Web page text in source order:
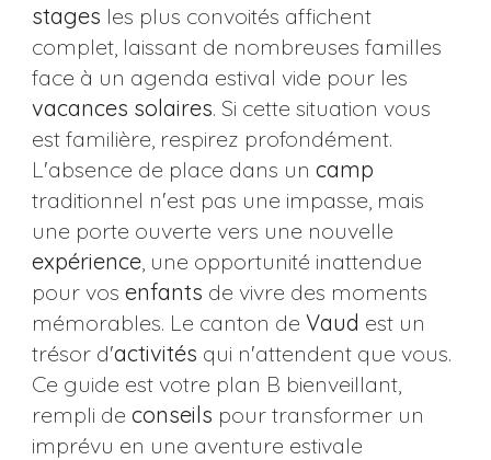
stages les plus convoités affichent
complet, laissant de nombreuses familles
face à un agenda estival vide pour les
vacances solaires. Si cette situation vous
est familière, respirez profondément.
L'absence de place dans un camp
traditionnel n'est pas une impasse, mais
une porte ouverte vers une nouvelle
expérience, une opportunité inattendue
pour vos enfants de vivre des moments
mémorables. Le canton de Vaud est un
trésor d'activités qui n'attendent que vous.
Ce guide est votre plan B bienveillant,
rempli de conseils pour transformer un
imprévu en une aventure estivale